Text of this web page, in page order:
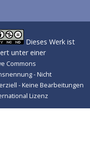
Dieses Werk ist
unter einer
Commons
- Nicht
- Keine Bearbeitungen
Lizenz